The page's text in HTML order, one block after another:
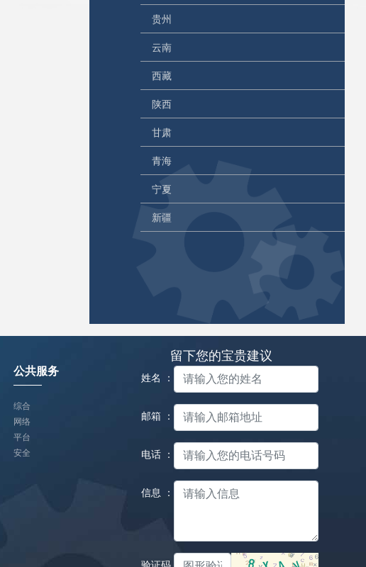
贵州
云南
西藏
陕西
甘肃
青海
宁夏
新疆
公共服务
综合
网络
平台
安全
留下您的宝贵建议
姓名 ：
邮箱 ：
电话 ：
信息 ：